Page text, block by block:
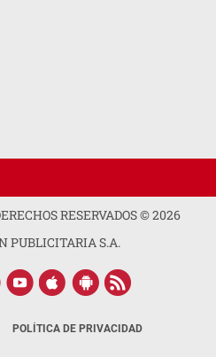
RESERVADOS ©2026
PUBLICITARIA S.A.
POLÍTICA DE PRIVACIDAD